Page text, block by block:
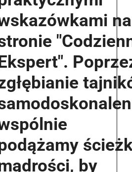
na
by